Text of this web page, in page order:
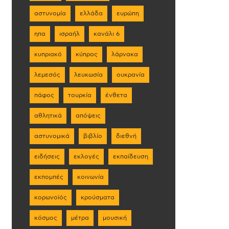
αστυνομία ελλάδα ευρώπη
ηπα ισραήλ κανάλι 6
κυπριακό κύπρος λάρνακα
λεμεσός λευκωσία ουκρανία
πάφος τουρκία ένθετα
αθλητικά απόψεις
αστυνομικά βιβλίο διεθνή
ειδήσεις εκλογές εκπαίδευση
εκπομπές κοινωνία
κορωνοϊός κρούσματα
κόσμος μέτρα μουσική